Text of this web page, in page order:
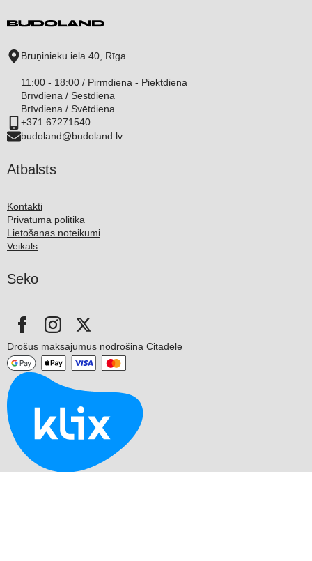
Bruņinieku iela 40, Rīga
11:00 - 18:00 / Pirmdiena - Piektdiena
Brīvdiena / Sestdiena
Brīvdiena / Svētdiena
+371 67271540
budoland@budoland.lv
Atbalsts
Kontakti
Privātuma politika
Lietošanas noteikumi
Veikals
Seko
Drošus maksājumus nodrošina Citadele